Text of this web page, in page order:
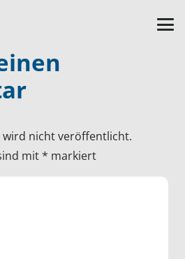
wird nicht veröffentlicht.
mit* markiert